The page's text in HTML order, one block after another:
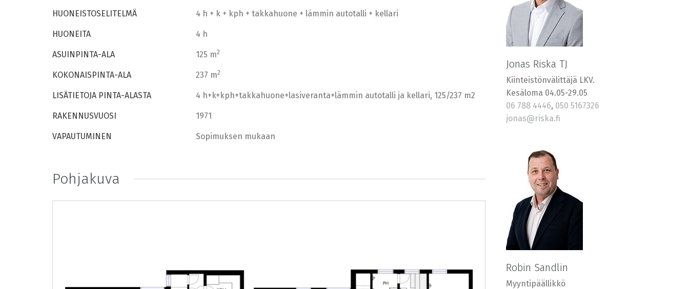
HUONEISTOSELITELMÄ 4 h + k + kph + takkahuone + lämmin autotalli + kellari
HUONEITA 4 h
ASUINPINTA-ALA 125 m2
KOKONAISPINTA-ALA 237 m2
LISÄTIETOJA PINTA-ALASTA 4 h+k+kph+takkahuone+lasiveranta+lämmin autotalli ja kellari, 125/237 m2
RAKENNUSVUOSI 1971
VAPAUTUMINEN Sopimuksen mukaan
Pohjakuva
Jonas Riska TJ
Kiinteistönvälittäjä LKV.
Kesäloma 04.05-29.05
06 788 4446, 050 5167326
jonas@riska.fi
Robin Sandlin
Myyntipäällikkö